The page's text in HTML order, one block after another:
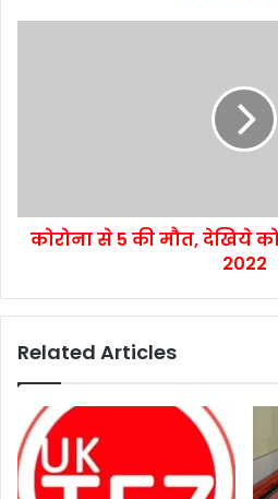
कोरोना से 5 की मौत, देखिये
2022
Related Articles